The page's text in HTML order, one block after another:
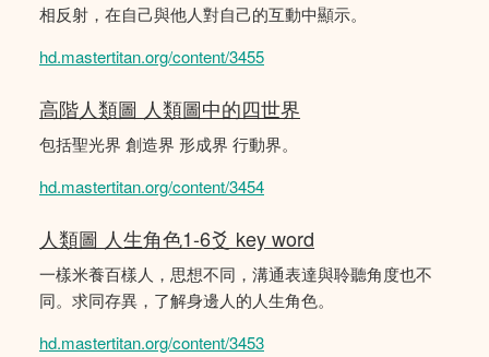
相反射，在自己與他人對自己的互動中顯示。
hd.mastertitan.org/content/3455
高階人類圖 人類圖中的四世界
包括聖光界 創造界 形成界 行動界。
hd.mastertitan.org/content/3454
人類圖 人生角色1-6爻 key word
一樣米養百樣人，思想不同，溝通表達與聆聽角度也不
同。求同存異，了解身邊人的人生角色。
hd.mastertitan.org/content/3453